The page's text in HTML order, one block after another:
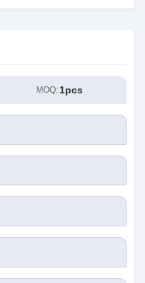
MOQ: 1pcs